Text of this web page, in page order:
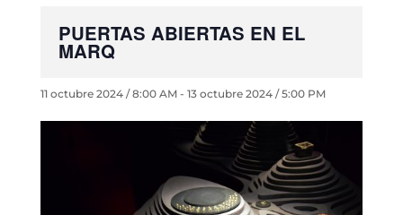
PUERTAS ABIERTAS EN EL
MARQ
11 octubre 2024 / 8:00 AM- 13 octubre 2024 / 5:00 PM